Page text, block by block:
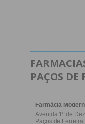
PAÇOS DE